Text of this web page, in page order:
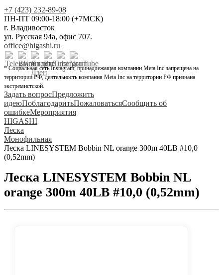
+7 (423) 232-89-08
ПН-ПТ 09:00-18:00 (+7МСК)
г. Владивосток
ул. Русская 94а, офис 707.
office@higashi.ru
* Социальная сеть Instagram, принадлежащая компании Meta Inc запрещена на
территории РФ, деятельность компания Meta Inc на территории РФ признана
экстремистской.
Задать вопросПредложить
идеюПоблагодаритьПожаловатьсяСообщить об
ошибкеМероприятия
HIGASHI
Леска
Монофильная
Леска LINESYSTEM Bobbin NL orange 300m 40LB #10,0
(0,52mm)
Леска LINESYSTEM Bobbin NL
orange 300m 40LB #10,0 (0,52mm)